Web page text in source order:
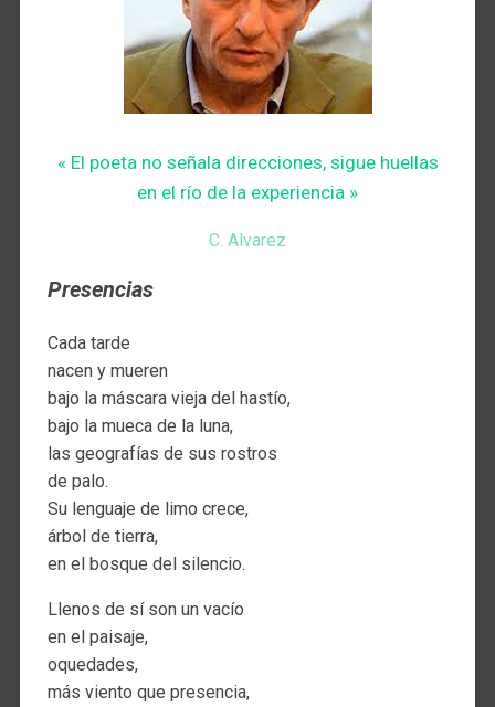
« El poeta no señala direcciones, sigue huellas
en el río de la experiencia »
C. Alvarez
Presencias
Cada tarde
nacen y mueren
bajo la máscara vieja del hastío,
bajo la mueca de la luna,
las geografías de sus rostros
de palo.
Su lenguaje de limo crece,
árbol de tierra,
en el bosque del silencio.
Llenos de sí son un vacío
en el paisaje,
oquedades,
más viento que presencia,